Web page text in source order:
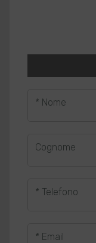
* Nome
Cognome
* Telefono
* Email